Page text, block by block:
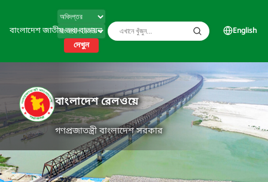
বাংলাদেশ জাতীয় তথ্য বাতায়ন
দেখুন
English
বাংলাদেশ রেলওয়ে
গণপ্রজাতন্ত্রী বাংলাদেশ সরকার